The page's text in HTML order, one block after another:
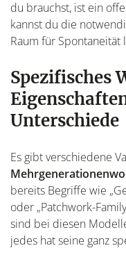
du brauchst, ist ein
kannst du die
Raum für Spontaneität
Spezifisches
Unterschiede
Es gibt verschiedene
bereits Begriffe wie
oder „Patchwork-
sind bei diesen
jedes hat seine ganz